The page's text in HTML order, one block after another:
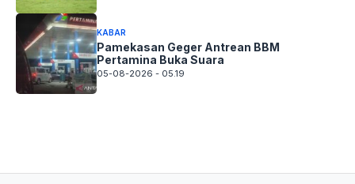
KABAR
Pamekasan Geger Antrean BBM
Pertamina Buka Suara
05-08-2026 - 05.19